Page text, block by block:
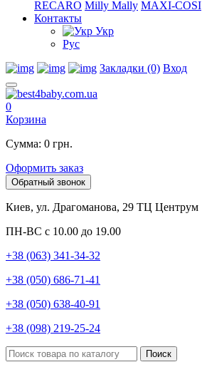
RECARO Milly Mally MAXI-COSI
Контакты
Укр
Рус
Закладки (0) Вход
0
Корзина
Сумма: 0 грн.
Оформить заказ
Обратный звонок
Киев, ул. Драгоманова, 29 ТЦ Центрум
ПН-ВС с 10.00 до 19.00
+38 (063) 341-34-32
+38 (050) 686-71-41
+38 (050) 638-40-91
+38 (098) 219-25-24
Поиск